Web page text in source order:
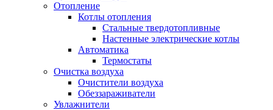
Отопление
Котлы отопления
Стальные твердотопливные
Настенные электрические котлы
Автоматика
Термостаты
Очистка воздуха
Очистители воздуха
Обеззараживатели
Увлажнители